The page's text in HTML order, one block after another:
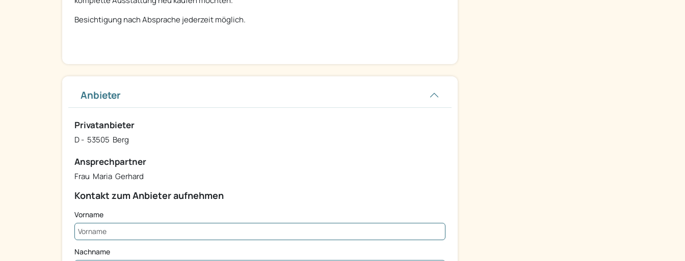
Besichtigung nach Absprache jederzeit möglich.
Anbieter
Privatanbieter
D - 53505 Berg
Ansprechpartner
Frau Maria Gerhard
Kontakt zum Anbieter aufnehmen
Vorname
Nachname